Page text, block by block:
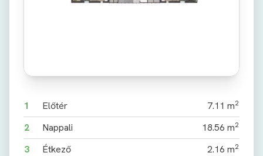
1 Előtér 7.11 m2
2 Nappali 18.56 m2
3 Étkező 2.16 m2